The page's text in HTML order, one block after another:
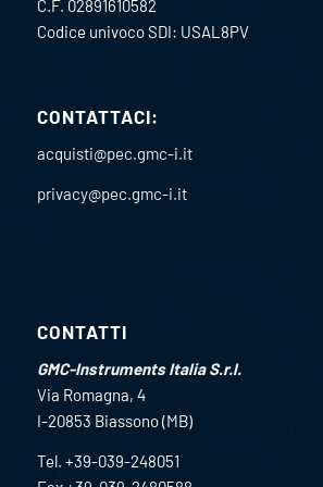
C.F. 02891610582
Codice univoco SDI: USAL8PV
CONTATTACI:
acquisti@pec.gmc-i.it
privacy@pec.gmc-i.it
CONTATTI
GMC-Instruments Italia S.r.l.
Via Romagna, 4
I-20853 Biassono (MB)
Tel. +39-039-248051